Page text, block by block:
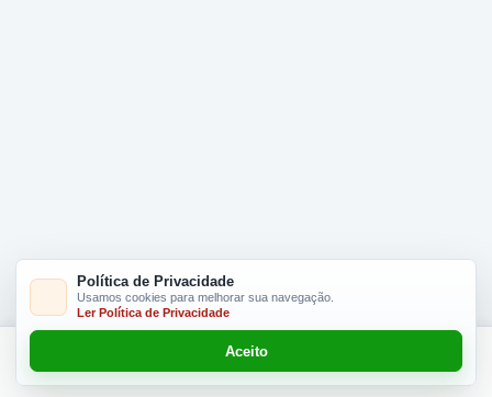
Adicionar R$ 16.90
Política de Privacidade
Usamos cookies para melhorar sua navegação.
Ler Política de Privacidade
Aceito